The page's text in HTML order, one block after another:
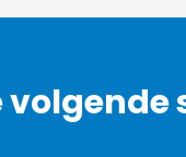
volgende